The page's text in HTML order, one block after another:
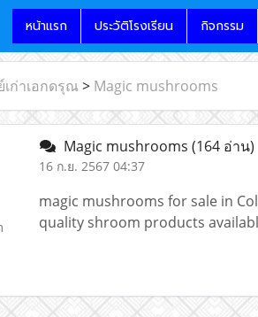
หน้าแรก ประวัติโรงเรียน กิจกรรม
เก่าเอกดรุณ > Magic mushrooms
Magic mushrooms (164 อ่าน)
16 ก.ย. 2567 04:37
magic mushrooms for sale in
quality shroom products